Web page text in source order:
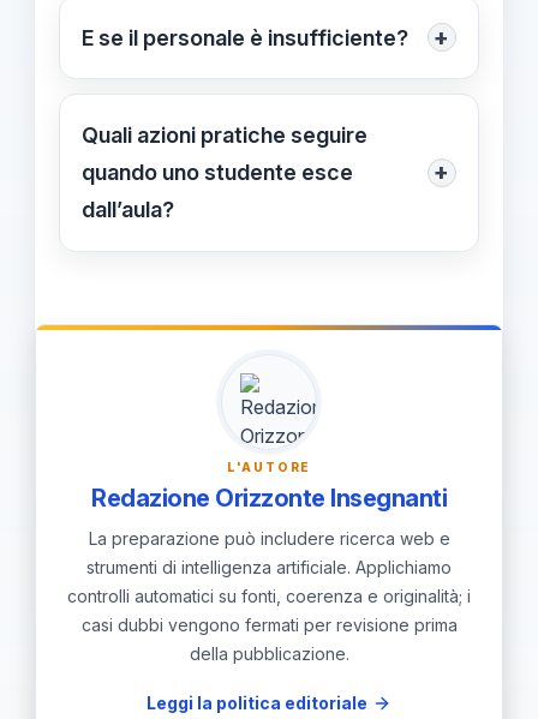
comuni e supporta la vigilanza, ma
primaria del docente. In assenza
temporanea del docente, può essere
delegato, purché esistano protocolli
chiari; una delega non conforme può
generare responsabilità per l’ATA.
E se il personale è insufficiente? +
In caso di carenze di personale,
l’organizzazione e l’assetto
dirigenziale definiscono turni e
protocolli di emergenza; il Punto di
Quali azioni pratiche seguire
quando uno studente esce
dall’aula?
+
Seguire la mini procedura: verifica
rientro e comunicazione. Delega
temporanea se necessario,
documentazione e attivazione di
protocolli interni in caso di carenze.
L'AUTORE
Redazione Orizzonte Insegnanti
La preparazione può includere ricerca web e
strumenti di intelligenza artificiale. Applichiamo
controlli automatici su fonti, coerenza e originalità; i
casi dubbi vengono fermati per revisione prima
della pubblicazione.
Leggi la politica editoriale